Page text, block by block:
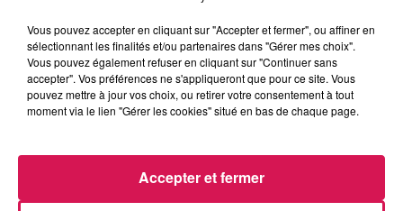
Revivez les meilleurs moments du Réveil de Canal FM
Vous pouvez accepter en cliquant sur "Accepter et fermer", ou affiner en
sélectionnant les finalités et/ou partenaires dans "Gérer mes choix".
Vous pouvez également refuser en cliquant sur "Continuer sans
accepter". Vos préférences ne s'appliqueront que pour ce site. Vous
pouvez mettre à jour vos choix, ou retirer votre consentement à tout
moment via le lien "Gérer les cookies" situé en bas de chaque page.
Accepter et fermer